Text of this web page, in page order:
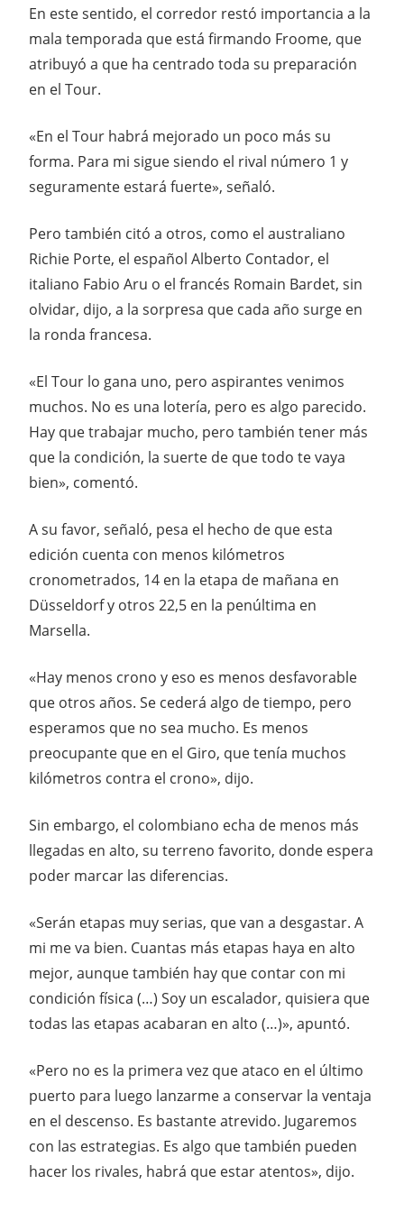
En este sentido, el corredor restó importancia a la
mala temporada que está firmando Froome, que
atribuyó a que ha centrado toda su preparación
en el Tour.
«En el Tour habrá mejorado un poco más su
forma. Para mi sigue siendo el rival número 1 y
seguramente estará fuerte», señaló.
Pero también citó a otros, como el australiano
Richie Porte, el español Alberto Contador, el
italiano Fabio Aru o el francés Romain Bardet, sin
olvidar, dijo, a la sorpresa que cada año surge en
la ronda francesa.
«El Tour lo gana uno, pero aspirantes venimos
muchos. No es una lotería, pero es algo parecido.
Hay que trabajar mucho, pero también tener más
que la condición, la suerte de que todo te vaya
bien», comentó.
A su favor, señaló, pesa el hecho de que esta
edición cuenta con menos kilómetros
cronometrados, 14 en la etapa de mañana en
Düsseldorf y otros 22,5 en la penúltima en
Marsella.
«Hay menos crono y eso es menos desfavorable
que otros años. Se cederá algo de tiempo, pero
esperamos que no sea mucho. Es menos
preocupante que en el Giro, que tenía muchos
kilómetros contra el crono», dijo.
Sin embargo, el colombiano echa de menos más
llegadas en alto, su terreno favorito, donde espera
poder marcar las diferencias.
«Serán etapas muy serias, que van a desgastar. A
mi me va bien. Cuantas más etapas haya en alto
mejor, aunque también hay que contar con mi
condición física (…) Soy un escalador, quisiera que
todas las etapas acabaran en alto (…)», apuntó.
«Pero no es la primera vez que ataco en el último
puerto para luego lanzarme a conservar la ventaja
en el descenso. Es bastante atrevido. Jugaremos
con las estrategias. Es algo que también pueden
hacer los rivales, habrá que estar atentos», dijo.